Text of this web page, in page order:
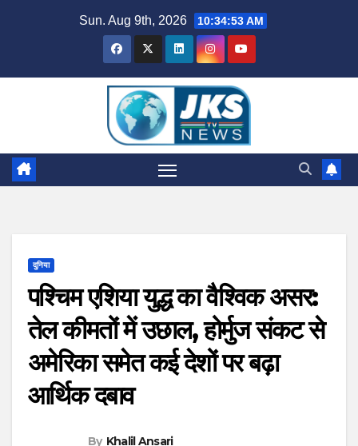
Sun. Aug 9th, 2026 10:34:54 AM
दुनिया
पश्चिम एशिया युद्ध का वैश्विक असर:
तेल कीमतों में उछाल, होर्मुज संकट से
अमेरिका समेत कई देशों पर बढ़ा
आर्थिक दबाव
By Khalil Ansari